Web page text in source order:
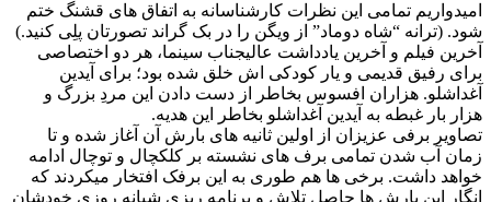
امیدواریم تمامی این نظرات کارشناسانه به اتفاق های قشنگ ختم
شود. (ترانه “شاه دوماد” از ویگن را در بک گراند تصورتان پلِی کنید.)
آخرین فیلم و آخرین یادداشت عالیجناب سینما، هر دو اختصاصی
برای رفیق قدیمی و یار کودکی اش خلق شده بود؛ برای آیدین
آغداشلو. هزاران افسوس بخاطر از دست دادن این مردِ بزرگ و
هزار بار غبطه به آیدین آغداشلو بخاطر این هدیه.
تصاویر برفی عزیزان از اولین ثانیه های بارش آن آغاز شده و تا
زمان آب شدن تمامی برف های نشسته بر کلکچال و توچال ادامه
خواهد داشت. برخی ها هم طوری به این برفک افتخار میکردند که
انگار این بارش ها حاصل تلاش و برنامه ریزی شبانه روزی خودشان